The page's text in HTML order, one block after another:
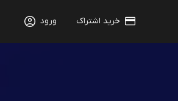
خرید اشتراک ورود